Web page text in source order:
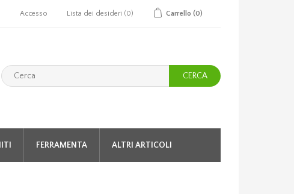
Accesso Lista dei desideri (0) Carrello (0)
CERCA
FERRAMENTA ALTRI ARTICOLI